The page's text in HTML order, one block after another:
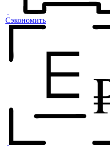
Сэкономить